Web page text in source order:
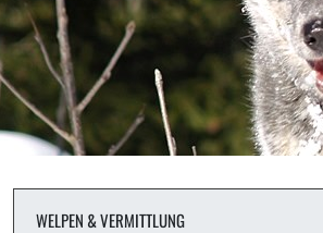
WELPEN & VERMITTLUNG